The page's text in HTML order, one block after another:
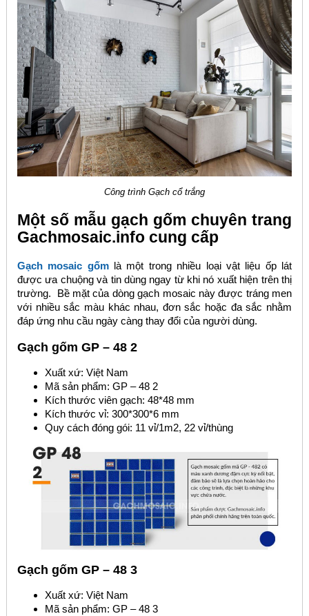
Công trình Gạch cổ trắng
Một số mẫu gạch gốm chuyên trang
Gachmosaic.info cung cấp
Gạch mosaic gốmlà một trong nhiều loại vật liệu ốp lát
được ưa chuộng và tin dùng ngay từ khi nó xuất hiện trên thị
trường. Bề mặt của dòng gạch mosaic này được tráng men
với nhiều sắc màu khác nhau, đơn sắc hoặc đa sắc nhằm
đáp ứng nhu cầu ngày càng thay đổi của người dùng.
Gạch gốm GP – 48 2
Xuất xứ: Việt Nam
Mã sản phẩm: GP – 48 2
Kích thước viên gạch: 48*48 mm
Kích thước vỉ: 300*300*6 mm
Quy cách đóng gói: 11 vỉ/1m2, 22 vỉ/thùng
Gạch gốm GP – 48 3
Xuất xứ: Việt Nam
Mã sản phẩm: GP – 48 3